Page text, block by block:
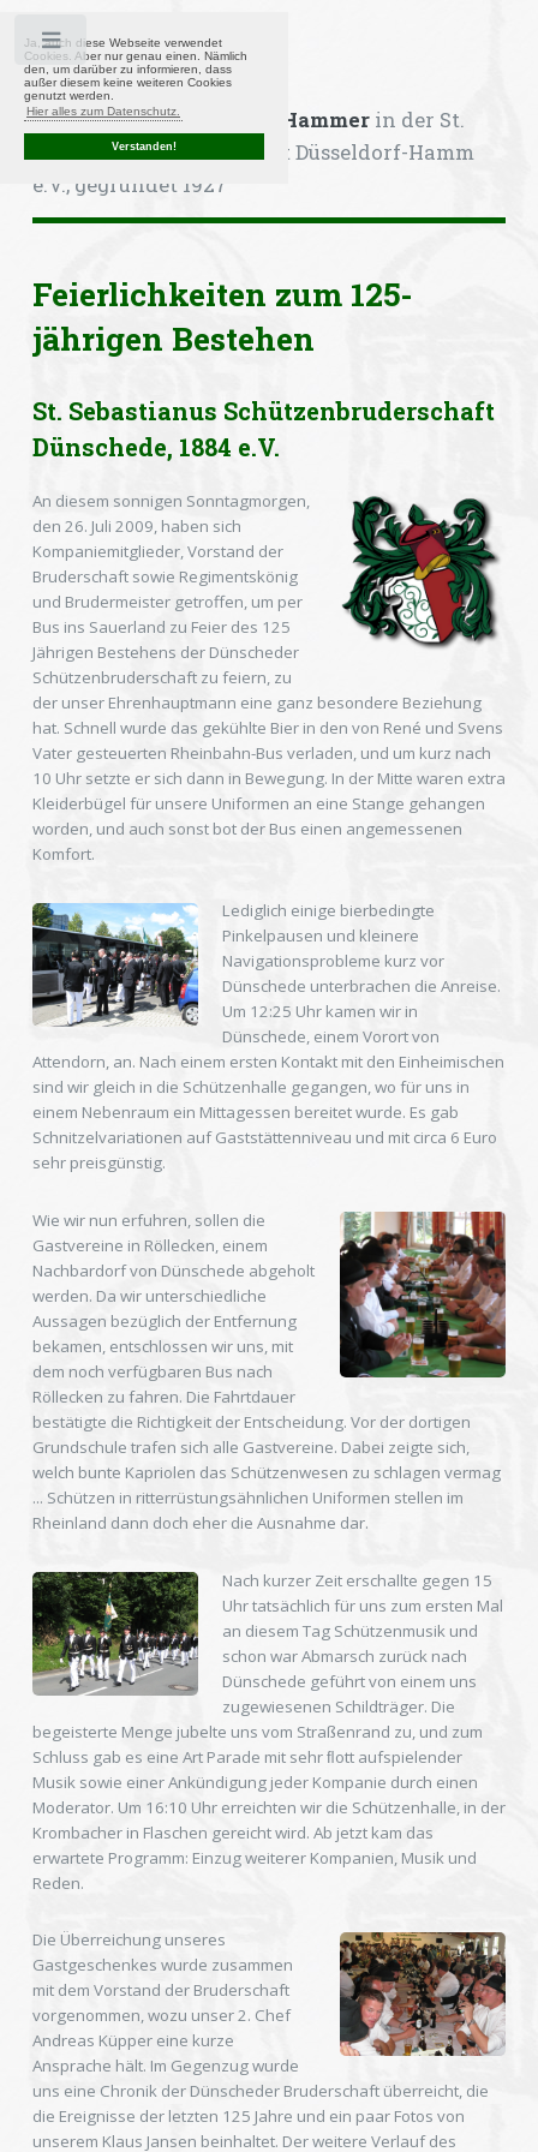
Ja, auch diese Webseite verwendet
Cookies. Aber nur genau einen. Nämlich
den, um darüber zu informieren, dass
außer diesem keine weiteren Cookies
genutzt werden.
Hier alles zum Datenschutz.
Verstanden!
Kompanie Heimattreue Hammerin der St.
Sebastianus-Bruderschaft Düsseldorf-Hamm
e.V., gegründet 1927
Feierlichkeiten zum 125-
jährigen Bestehen
St. Sebastianus Schützenbruderschaft
Dünschede, 1884 e.V.
An diesem sonnigen Sonntagmorgen,
den 26. Juli 2009, haben sich
Kompaniemitglieder, Vorstand der
Bruderschaft sowie Regimentskönig
und Brudermeister getroffen, um per
Bus ins Sauerland zu Feier des 125
Jährigen Bestehens der Dünscheder
Schützenbruderschaft zu feiern, zu
der unser Ehrenhauptmann eine ganz besondere Beziehung
hat. Schnell wurde das gekühlte Bier in den von René und Svens
Vater gesteuerten Rheinbahn-Bus verladen, und um kurz nach
10 Uhr setzte er sich dann in Bewegung. In der Mitte waren extra
Kleiderbügel für unsere Uniformen an eine Stange gehangen
worden, und auch sonst bot der Bus einen angemessenen
Komfort.
Lediglich einige bierbedingte
Pinkelpausen und kleinere
Navigationsprobleme kurz vor
Dünschede unterbrachen die Anreise.
Um 12:25 Uhr kamen wir in
Dünschede, einem Vorort von
Attendorn, an. Nach einem ersten Kontakt mit den Einheimischen
sind wir gleich in die Schützenhalle gegangen, wo für uns in
einem Nebenraum ein Mittagessen bereitet wurde. Es gab
Schnitzelvariationen auf Gaststättenniveau und mit circa 6 Euro
sehr preisgünstig.
Wie wir nun erfuhren, sollen die
Gastvereine in Röllecken, einem
Nachbardorf von Dünschede abgeholt
werden. Da wir unterschiedliche
Aussagen bezüglich der Entfernung
bekamen, entschlossen wir uns, mit
dem noch verfügbaren Bus nach
Röllecken zu fahren. Die Fahrtdauer
bestätigte die Richtigkeit der Entscheidung. Vor der dortigen
Grundschule trafen sich alle Gastvereine. Dabei zeigte sich,
welch bunte Kapriolen das Schützenwesen zu schlagen vermag
... Schützen in ritterrüstungsähnlichen Uniformen stellen im
Rheinland dann doch eher die Ausnahme dar.
Nach kurzer Zeit erschallte gegen 15
Uhr tatsächlich für uns zum ersten Mal
an diesem Tag Schützenmusik und
schon war Abmarsch zurück nach
Dünschede geführt von einem uns
zugewiesenen Schildträger. Die
begeisterte Menge jubelte uns vom Straßenrand zu, und zum
Schluss gab es eine Art Parade mit sehr ﬂott aufspielender
Musik sowie einer Ankündigung jeder Kompanie durch einen
Moderator. Um 16:10 Uhr erreichten wir die Schützenhalle, in der
Krombacher in Flaschen gereicht wird. Ab jetzt kam das
erwartete Programm: Einzug weiterer Kompanien, Musik und
Reden.
Die Überreichung unseres
Gastgeschenkes wurde zusammen
mit dem Vorstand der Bruderschaft
vorgenommen, wozu unser 2. Chef
Andreas Küpper eine kurze
Ansprache hält. Im Gegenzug wurde
uns eine Chronik der Dünscheder Bruderschaft überreicht, die
die Ereignisse der letzten 125 Jahre und ein paar Fotos von
unserem Klaus Jansen beinhaltet. Der weitere Verlauf des
Toggle